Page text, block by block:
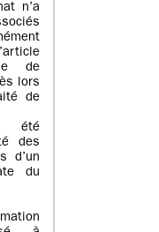
n’a
de
lors
de
été
des
d’un
du